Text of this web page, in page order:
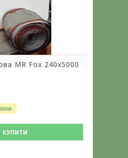
MR Fox 240x5000
КУПИТИ